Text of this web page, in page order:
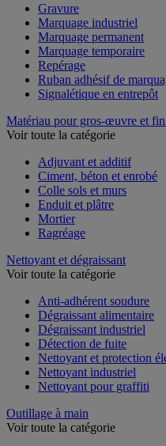
Gravure
Marquage industriel
Marquage permanent
Marquage temporaire
Repérage
Ruban adhésif de
Signalétique en entrepôt
Matériau pour gros-œuvre et
Voir toute la catégorie
Adjuvant et additif
Ciment, béton et enrobé
Colle sols et murs
Enduit et plâtre
Mortier
Ragréage
Nettoyant et dégraissant
Voir toute la catégorie
Anti-adhérent soudure
Dégraissant alimentaire
Dégraissant industriel
Détection de fuite
Nettoyant et protection
Nettoyant industriel
Nettoyant pour graffiti
Outillage à main
Voir toute la catégorie